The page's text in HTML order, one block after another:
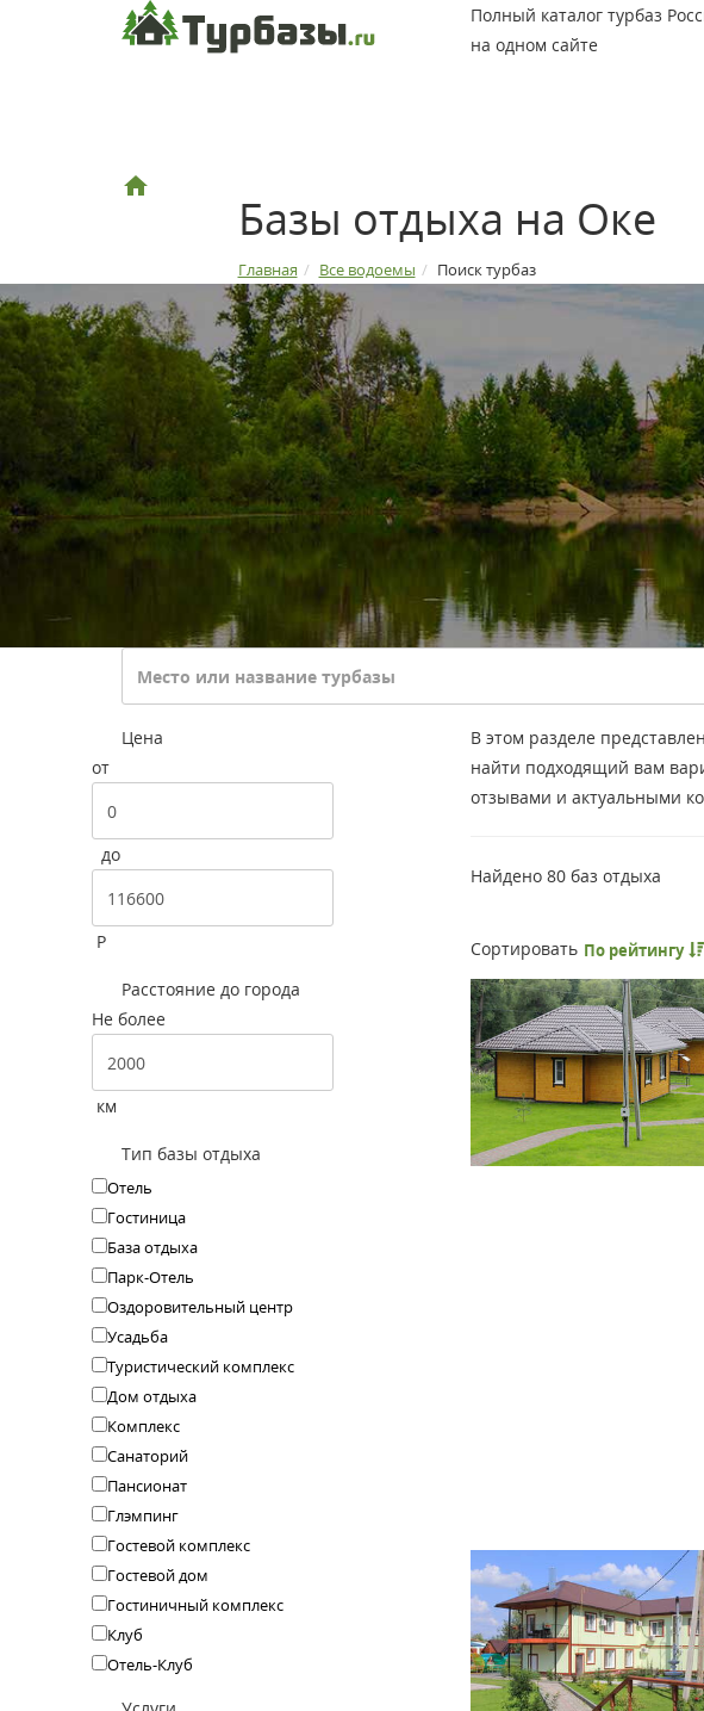
Полный каталог турбаз
на одном сайте
Базы отдыха на Оке
Главная Все водоемы Поиск турбаз
Цена
от
до
Р
Расстояние до города
Не более
км
Тип базы отдыха
Отель
Гостиница
База отдыха
Парк-Отель
Оздоровительный центр
Усадьба
Туристический комплекс
Дом отдыха
Комплекс
Санаторий
Пансионат
Глэмпинг
Гостевой комплекс
Гостевой дом
Гостиничный комплекс
Клуб
Отель-Клуб
В этом разделе
найти подходящий вам
отзывами и актуальными
Найдено 80баз отдыха
Сортировать По рейтингу